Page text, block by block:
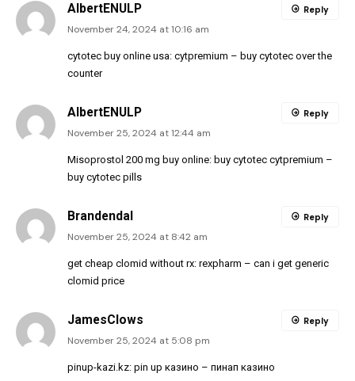
AlbertENULP
November 24, 2024 at 10:16 am
cytotec buy online usa: cytpremium – buy cytotec over the
counter
Reply
AlbertENULP
November 25, 2024 at 12:44 am
Misoprostol 200 mg buy online: buy cytotec cytpremium –
buy cytotec pills
Reply
Brandendal
November 25, 2024 at 8:42 am
get cheap clomid without rx: rexpharm – can i get generic
clomid price
Reply
JamesClows
November 25, 2024 at 5:08 pm
pinup-kazi.kz: pin up казино – пинап казино
Reply